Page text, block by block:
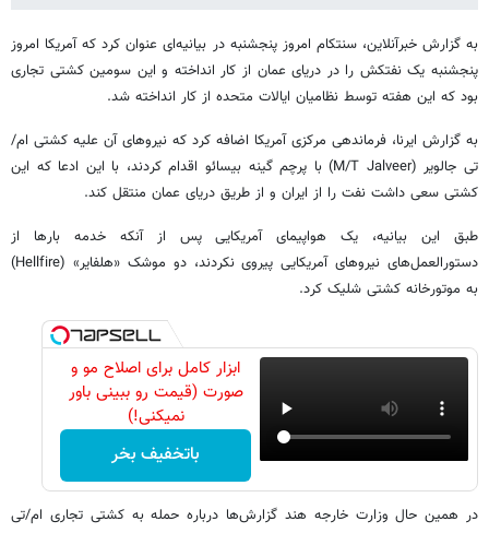
به گزارش خبرآنلاین، سنتکام امروز پنجشنبه در بیانیه‌ای عنوان کرد که آمریکا امروز
پنجشنبه یک نفتکش را در دریای عمان از کار انداخته و این سومین کشتی تجاری
بود که این هفته توسط نظامیان ایالات متحده از کار انداخته شد.
به گزارش ایرنا، فرماندهی مرکزی آمریکا اضافه کرد که نیروهای آن علیه کشتی ام/
تی جالویر (M/T Jalveer) با پرچم گینه بیسائو اقدام کردند، با این ادعا که این
کشتی سعی داشت نفت را از ایران و از طریق دریای عمان منتقل کند.
طبق این بیانیه، یک هواپیمای آمریکایی پس از آنکه خدمه بارها از
دستورالعمل‌های نیروهای آمریکایی پیروی نکردند، دو موشک «هلفایر» (Hellfire)
به موتورخانه کشتی شلیک کرد.
ابزار کامل برای اصلاح مو و
صورت (قیمت رو ببینی باور
نمیکنی!)
باتخفیف بخر
در همین حال وزارت خارجه هند گزارش‌ها درباره حمله به کشتی تجاری ام‌/تی